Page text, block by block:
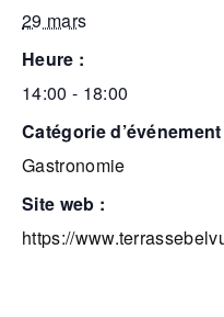
29 mars
heure :
14:00 - 18:00
catégorie
Gastronomie
site web :
https://